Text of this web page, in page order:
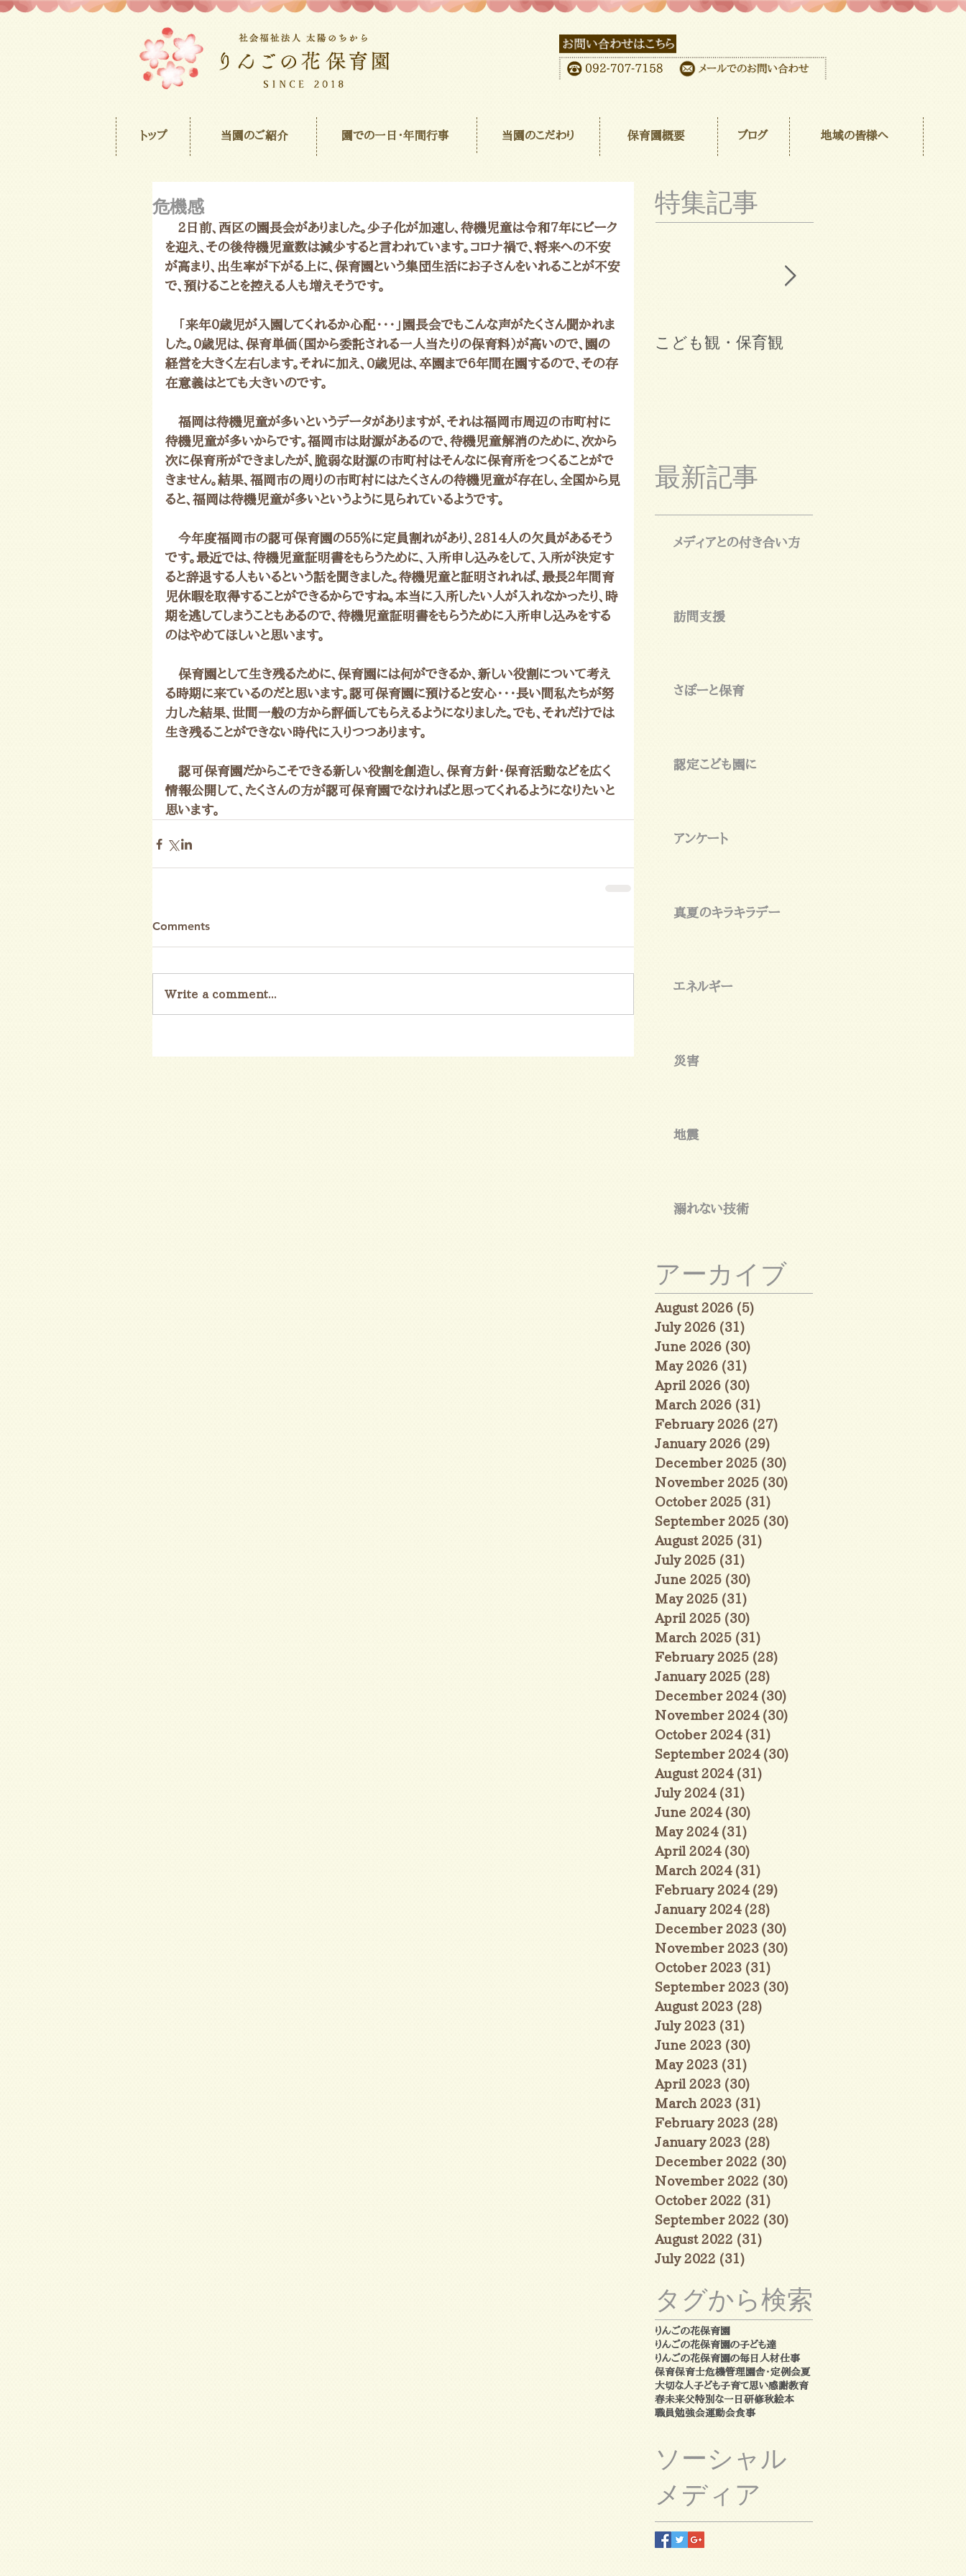
トップ 当園のご紹介 園での一日･年間行事 当園のこだわり 保育園概要 ブログ 地域の皆様へ
危機感
2日前、西区の園長会がありました。少子化が加速し、待機児童は令和7年にピーク
を迎え、その後待機児童数は減少すると言われています。コロナ禍で、将来への不安
が高まり、出生率が下がる上に、保育園という集団生活にお子さんをいれることが不安
で、預けることを控える人も増えそうです。
「来年0歳児が入園してくれるか心配・・・」園長会でもこんな声がたくさん聞かれま
した。0歳児は、保育単価（国から委託される一人当たりの保育料）が高いので、園の
経営を大きく左右します。それに加え、0歳児は、卒園まで6年間在園するので、その存
在意義はとても大きいのです。
福岡は待機児童が多いというデータがありますが、それは福岡市周辺の市町村に
待機児童が多いからです。福岡市は財源があるので、待機児童解消のために、次から
次に保育所ができましたが、脆弱な財源の市町村はそんなに保育所をつくることがで
きません。結果、福岡市の周りの市町村にはたくさんの待機児童が存在し、全国から見
ると、福岡は待機児童が多いというように見られているようです。
今年度福岡市の認可保育園の５５％に定員割れがあり、2814人の欠員があるそう
です。最近では、待機児童証明書をもらうために、入所申し込みをして、入所が決定す
ると辞退する人もいるという話を聞きました。待機児童と証明されれば、最長2年間育
児休暇を取得することができるからですね。本当に入所したい人が入れなかったり、時
期を逃してしまうこともあるので、待機児童証明書をもらうために入所申し込みをする
のはやめてほしいと思います。
保育園として生き残るために、保育園には何ができるか、新しい役割について考え
る時期に来ているのだと思います。認可保育園に預けると安心・・・長い間私たちが努
力した結果、世間一般の方から評価してもらえるようになりました。でも、それだけでは
生き残ることができない時代に入りつつあります。
認可保育園だからこそできる新しい役割を創造し、保育方針・保育活動などを広く
情報公開して、たくさんの方が認可保育園でなければと思ってくれるようになりたいと
思います。
Comments
Write a comment...
特集記事
こども観・保育観
最新記事
メディアとの付き合い方
訪問支援
さぽーと保育
認定こども園に
アンケート
真夏のキラキラデー
エネルギー
災害
地震
溺れない技術
アーカイブ
August 2026 (5)
July 2026 (31)
June 2026 (30)
May 2026 (31)
April 2026 (30)
March 2026 (31)
February 2026 (27)
January 2026 (29)
December 2025 (30)
November 2025 (30)
October 2025 (31)
September 2025 (30)
August 2025 (31)
July 2025 (31)
June 2025 (30)
May 2025 (31)
April 2025 (30)
March 2025 (31)
February 2025 (28)
January 2025 (28)
December 2024 (30)
November 2024 (30)
October 2024 (31)
September 2024 (30)
August 2024 (31)
July 2024 (31)
June 2024 (30)
May 2024 (31)
April 2024 (30)
March 2024 (31)
February 2024 (29)
January 2024 (28)
December 2023 (30)
November 2023 (30)
October 2023 (31)
September 2023 (30)
August 2023 (28)
July 2023 (31)
June 2023 (30)
May 2023 (31)
April 2023 (30)
March 2023 (31)
February 2023 (28)
January 2023 (28)
December 2022 (30)
November 2022 (30)
October 2022 (31)
September 2022 (30)
August 2022 (31)
July 2022 (31)
タグから検索
りんごの花保育園
りんごの花保育園の子ども達
りんごの花保育園の毎日 人材仕事
保育保育士危機管理園舎・定例会夏
大切な人子ども子育て思い感謝教育
春未来父特別な一日研修秋絵本
職員勉強会運動会食事
ソーシャル
メディア